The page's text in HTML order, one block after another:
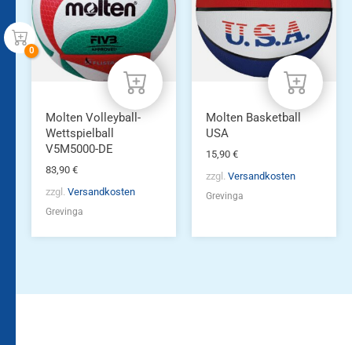
Molten Volleyball-
Wettspielball
V5M5000-DE
83,90 €
zzgl. Versandkosten
Grevinga
Molten Basketball
USA
15,90 €
zzgl. Versandkosten
Grevinga